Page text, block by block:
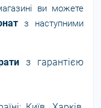
ви можете
з наступними
з гарантією